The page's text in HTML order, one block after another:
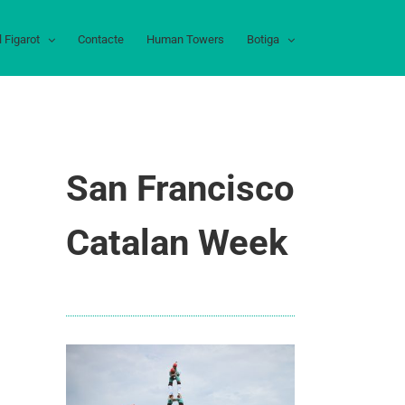
Figarot Contacte Human Towers Botiga
San Francisco
Catalan Week